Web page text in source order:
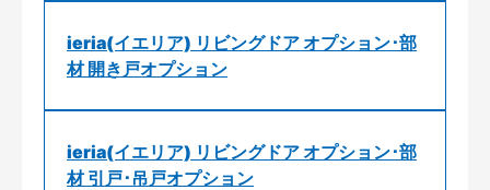
ieria(イエリア) リビングドア オプション･部
材 開き戸オプション
ieria(イエリア) リビングドア オプション･部
材 引戸･吊戸オプション